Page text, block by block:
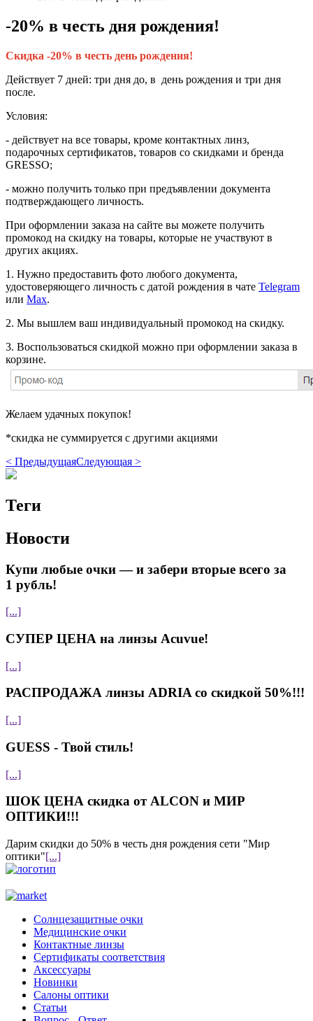
-20% в честь дня рождения!
Скидка -20% в честь день рождения!
Действует 7 дней: три дня до, в день рождения и три дня
после.
Условия:
- действует на все товары, кроме контактных линз,
подарочных сертификатов, товаров со скидками и бренда
GRESSO;
- можно получить только при предъявлении документа
подтверждающего личность.
При оформлении заказа на сайте вы можете получить
промокод на скидку на товары, которые не участвуют в
других акциях.
1. Нужно предоставить фото любого документа,
удостоверяющего личность с датой рождения в чате Telegram
или Мах.
2. Мы вышлем ваш индивидуальный промокод на скидку.
3. Воспользоваться скидкой можно при оформлении заказа в
корзине.
Желаем удачных покупок!
*скидка не суммируется с другими акциями
< ПредыдущаяСледующая >
Теги
Новости
Купи любые очки — и забери вторые всего за
1 рубль!
[...]
СУПЕР ЦЕНА на линзы Acuvue!
[...]
РАСПРОДАЖА линзы ADRIA со скидкой 50%!!!
[...]
GUESS - Твой стиль!
[...]
ШОК ЦЕНА скидка от ALCON и МИР
ОПТИКИ!!!
Дарим скидки до 50% в честь дня рождения сети "Мир
оптики"[...]
Солнцезащитные очки
Медицинские очки
Контактные линзы
Сертификаты соответствия
Аксессуары
Новинки
Салоны оптики
Статьи